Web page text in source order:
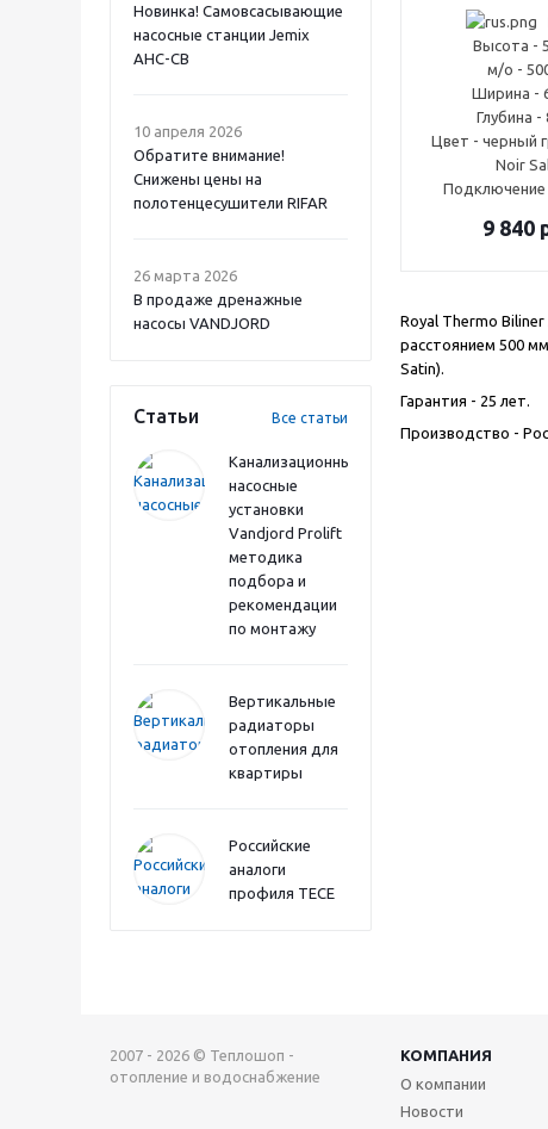
Новинка! Самовсасывающие
насосные станции Jemix
АНС-СВ
10 апреля 2026
Обратите внимание!
Снижены цены на
полотенцесушители RIFAR
26 марта 2026
В продаже дренажные
насосы VANDJORD
Статьи Все статьи
Канализационные
насосные
установки
Vandjord Prolift
методика
подбора и
рекомендации
по монтажу
Вертикальные
радиаторы
отопления для
квартиры
Российские
аналоги
профиля TECE
Высота -
м/о -
Ширина -
Глубина -
Цвет - черный
Noir
Подключение
9 840
Royal Thermo
расстоянием 500
Satin).
Гарантия - 25 лет.
Производство -
2007 - 2026 © Теплошоп -
отопление и водоснабжение
КОМПАНИЯ
О компании
Новости